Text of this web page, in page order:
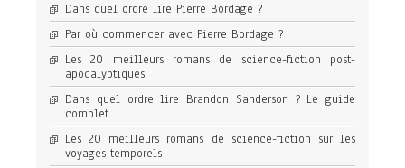
Dans quel ordre lire Pierre Bordage ?
Par où commencer avec Pierre Bordage ?
Les 20 meilleurs romans de science-fiction post-
apocalyptiques
Dans quel ordre lire Brandon Sanderson ? Le guide
complet
Les 20 meilleurs romans de science-fiction sur les
voyages temporels